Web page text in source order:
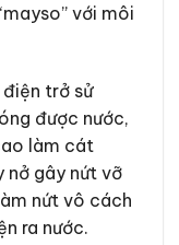
với môi
trở sử
được nước,
làm cát
nở gây nứt vỡ
nứt vô cách
ra nước.